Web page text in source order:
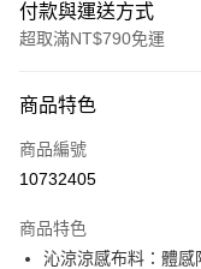
付款與運送方式
超取滿NT$790免運
信用卡一次付款
超商取貨付款
Apple Pay
商品特色
商品編號
10732405
商品特色
沁涼涼感布料：體感